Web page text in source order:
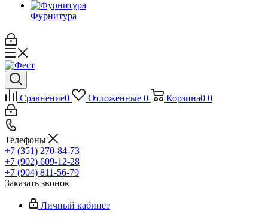
Фурнитура
Сравнение0 Отложенные 0 Корзина0 0
Телефоны
+7 (351) 270-84-73
+7 (902) 609-12-28
+7 (904) 811-56-79
Заказать звонок
Личный кабинет